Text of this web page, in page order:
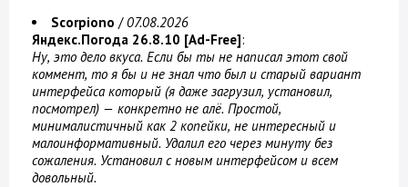
Scorpiono /07.08.2026
Яндекс.Погода 26.8.10 [Ad-Free]:
Ну, это дело вкуса. Если бы ты не написал этот свой
коммент, то я бы и не знал что был и старый вариант
интерфейса который (я даже загрузил, установил,
посмотрел) — конкретно не алё. Простой,
минималистичный как 2 копейки, не интересный и
малоинформативный. Удалил его через минуту без
сожаления. Установил с новым интерфейсом и всем
довольный.